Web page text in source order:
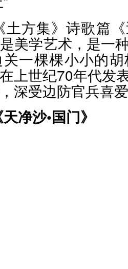
土方集》诗歌篇
美学艺术，是一
一棵棵小小的
上世纪70年代发
深受边防官兵喜
净沙•国门》